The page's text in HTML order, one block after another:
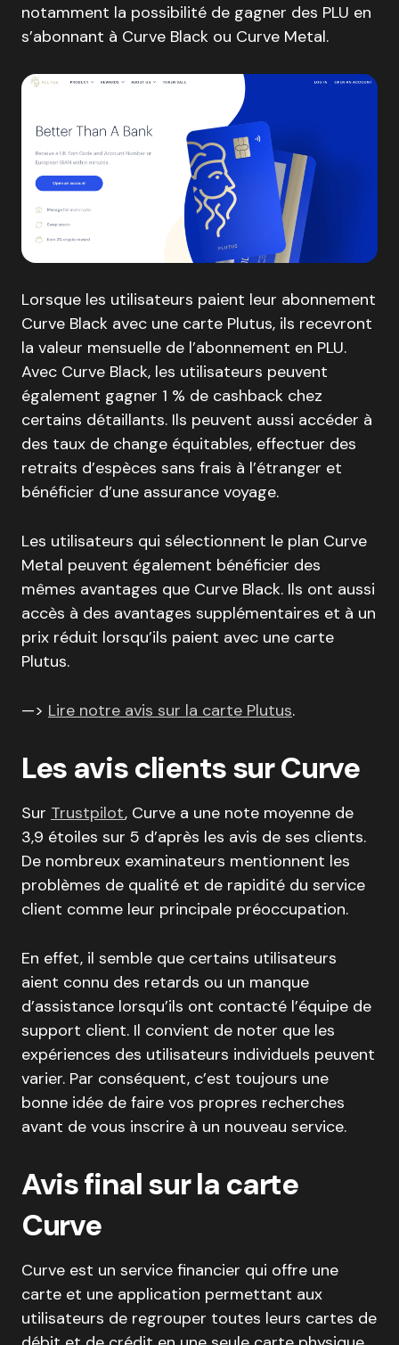
notamment la possibilité de gagner des PLU en
s’abonnant à Curve Black ou Curve Metal.
Lorsque les utilisateurs paient leur abonnement
Curve Black avec une carte Plutus, ils recevront
la valeur mensuelle de l’abonnement en PLU.
Avec Curve Black, les utilisateurs peuvent
également gagner 1 % de cashback chez
certains détaillants. Ils peuvent aussi accéder à
des taux de change équitables, effectuer des
retraits d’espèces sans frais à l’étranger et
bénéficier d’une assurance voyage.
Les utilisateurs qui sélectionnent le plan Curve
Metal peuvent également bénéficier des
mêmes avantages que Curve Black. Ils ont aussi
accès à des avantages supplémentaires et à un
prix réduit lorsqu’ils paient avec une carte
Plutus.
—> Lire notre avis sur la carte Plutus.
Les avis clients sur Curve
Sur Trustpilot, Curve a une note moyenne de
3,9 étoiles sur 5 d’après les avis de ses clients.
De nombreux examinateurs mentionnent les
problèmes de qualité et de rapidité du service
client comme leur principale préoccupation.
En effet, il semble que certains utilisateurs
aient connu des retards ou un manque
d’assistance lorsqu’ils ont contacté l’équipe de
support client. Il convient de noter que les
expériences des utilisateurs individuels peuvent
varier. Par conséquent, c’est toujours une
bonne idée de faire vos propres recherches
avant de vous inscrire à un nouveau service.
Avis final sur la carte
Curve
Curve est un service financier qui offre une
carte et une application permettant aux
utilisateurs de regrouper toutes leurs cartes de